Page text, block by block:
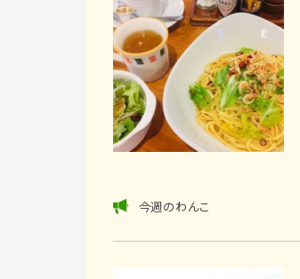
今週のわんこ